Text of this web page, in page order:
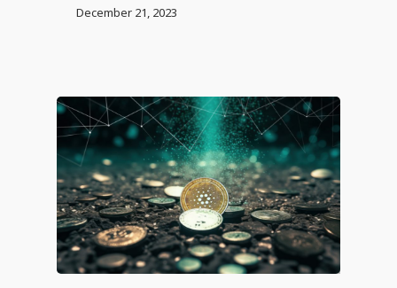
December 21, 2023